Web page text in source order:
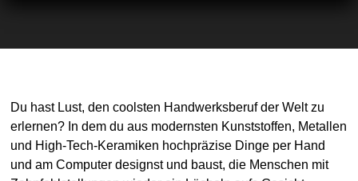
Du hast Lust, den coolsten Handwerksberuf der Welt zu
erlernen? In dem du aus modernsten Kunststoffen, Metallen
und High-Tech-Keramiken hochpräzise Dinge per Hand
und am Computer designst und baust, die Menschen mit